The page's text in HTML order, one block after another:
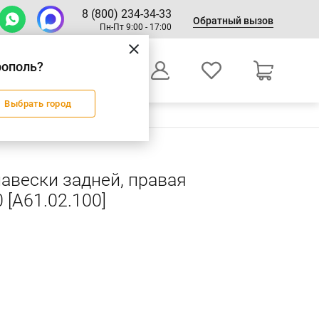
Выбрать город
8 (800) 234-34-33
Пн-Пт 9:00 - 17:00
Обратный вызов
Оформление заказа
задней, правая